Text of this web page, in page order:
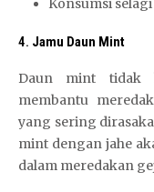
4. Jamu Daun Mint
Daun mint tidak
membantu
yang sering
mint dengan jahe
dalam meredakan